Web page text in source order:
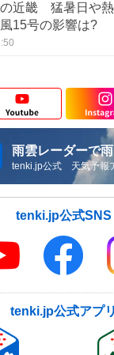
近畿 猛暑日や
15号の影響は?
雨雲レーダーで雨
tenki.jp公式 天気予報
tenki.jp公式SNS
tenki.jp公式アプリ